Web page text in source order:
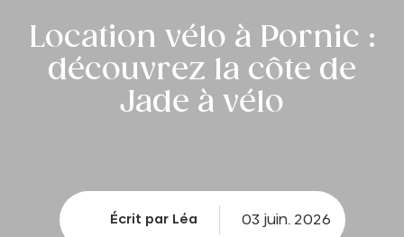
Location vélo à Pornic :
découvrez la côte de
Jade à vélo
Écrit par Léa 03 juin. 2026